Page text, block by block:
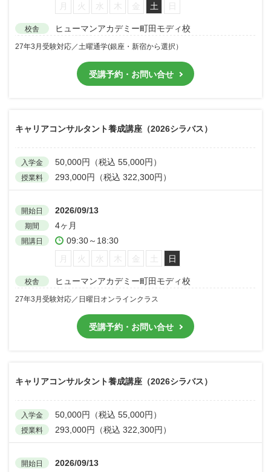
月
火 水 木 金 土 日
校舎 ヒューマンアカデミー町田モディ校
27年3月受験対応／土曜通学(銀座・新宿から選択）
受講予約・お問い合せ
キャリアコンサルタント養成講座（2026シラバス）
入学金 50,000円（税込 55,000円）
授業料 293,000円（税込 322,300円）
開始日 2026/09/13
期間 4ヶ月
開講日
09:30～18:30
月
火 水 木 金 土 日
校舎 ヒューマンアカデミー町田モディ校
27年3月受験対応／日曜日オンラインクラス
受講予約・お問い合せ
キャリアコンサルタント養成講座（2026シラバス）
入学金 50,000円（税込 55,000円）
授業料 293,000円（税込 322,300円）
開始日 2026/09/13